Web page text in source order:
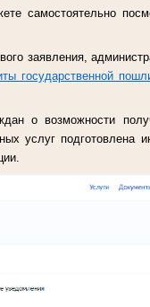
самостоятельно
заявления,
государственной
о возможности
услуг подготовлена